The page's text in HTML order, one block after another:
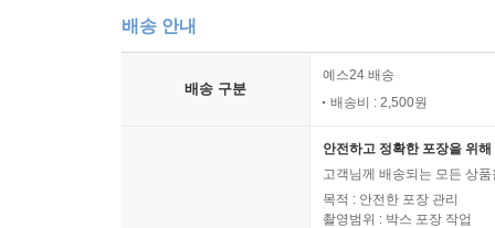
배송 안내
배송 구분
예스24 배송
배송비 : 2,500원
안전하고 정확한 포장을 위
고객님께 배송되는 모든 상
목적 : 안전한 포장 관리
촬영범위 : 박스 포장 작업